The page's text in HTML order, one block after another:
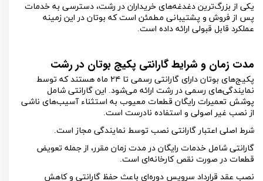
یکی از بزرگ‌ترین دغدغه‌های خریداران در رشت، دسترسی به خدمات
پس از فروش و پشتیبانی مطمئن است که بوتان در این زمینه
عملکرد قابل قبولی ارائه داده است.
مدت زمان و شرایط گارانتی پکیج بوتان در رشت
پکیج‌های بوتان دارای گارانتی رسمی تا ۲۴ ماه هستند که توسط
نمایندگی‌های رسمی در رشت ارائه می‌شود. این گارانتی شامل
پوشش تعمیرات رایگان قطعات معیوب به استثناء آسیب‌های ناشی
از نصب غیر اصولی و استفاده نادرست است.
شرط اصلی اعتبار گارانتی نصب توسط نمایندگی مجاز است.
گارانتی شامل خدمات رایگان در مدت زمان مقرر، از جمله تعویض
قطعات در صورت نقص کارخانه‌ای است.
نصب عقد قرارداد سرویس دوره‌ای باعث حفظ گارانتی و کاهش